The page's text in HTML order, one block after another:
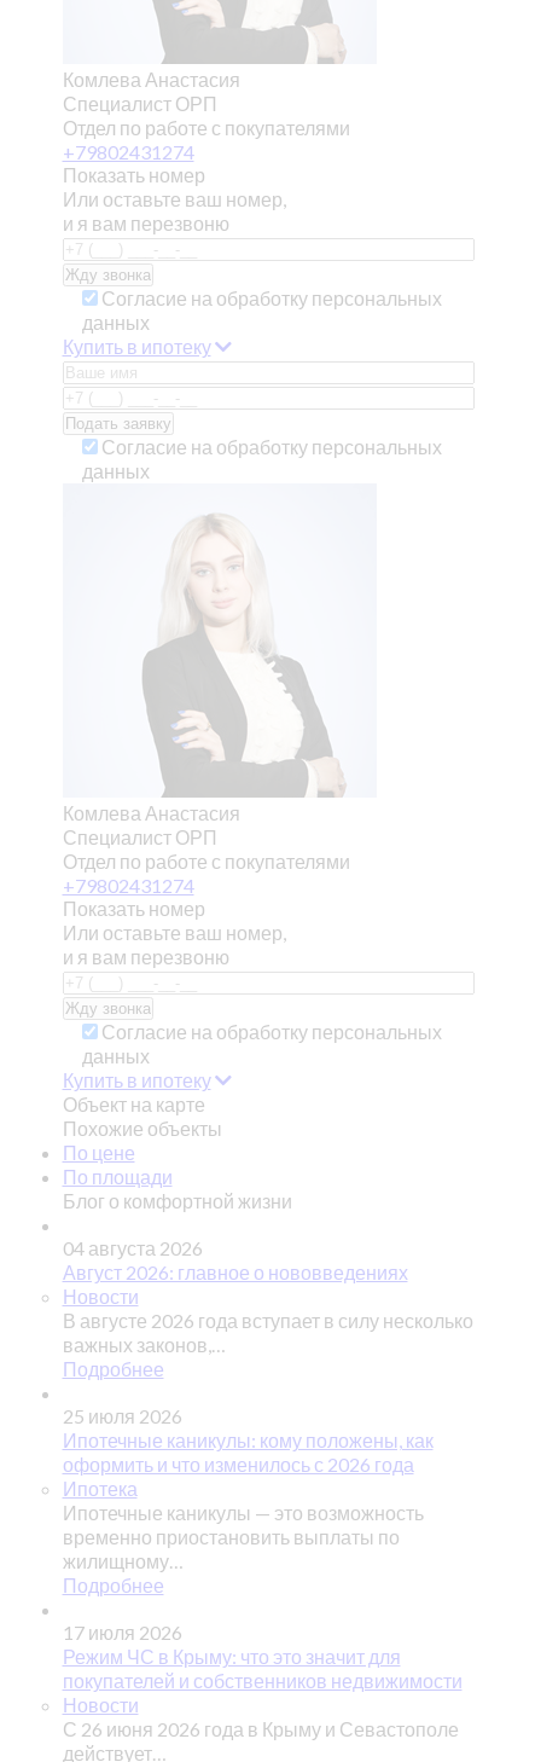
Комлева Анастасия
Специалист ОРП
Отдел по работе с покупателями
+79802431274
Показать номер
Или оставьте ваш номер,
и я вам перезвоню
Согласие на обработку персональных
данных
Купить в ипотеку
Согласие на обработку персональных
данных
Комлева Анастасия
Специалист ОРП
Отдел по работе с покупателями
+79802431274
Показать номер
Или оставьте ваш номер,
и я вам перезвоню
Согласие на обработку персональных
данных
Купить в ипотеку
Объект на карте
Похожие объекты
По цене
По площади
Блог о комфортной жизни
04 августа 2026
Август 2026: главное о нововведениях
Новости
В августе 2026 года вступает в силу несколько
важных законов,…
Подробнее
25 июля 2026
Ипотечные каникулы: кому положены, как
оформить и что изменилось с 2026 года
Ипотека
Ипотечные каникулы — это возможность
временно приостановить выплаты по
жилищному…
Подробнее
17 июля 2026
Режим ЧС в Крыму: что это значит для
покупателей и собственников недвижимости
Новости
С 26 июня 2026 года в Крыму и Севастополе
действует…